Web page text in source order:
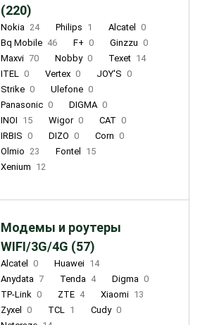
(220)
Nokia 24 Philips 1 Alcatel
0
Bq Mobile 46 F+ 0 Ginzzu 0
Maxvi 70 Nobby 0 Texet 14
ITEL 0 Vertex 0 JOY'S 0
Strike 0 Ulefone 0
Panasonic 0 DIGMA 0
INOI 15 Wigor 0 CAT 0
IRBIS 0 DIZO 0 Corn 0
Olmio 23 Fontel
15
Xenium 12
Модемы и роутеры
WIFI/3G/4G (57)
Alcatel 0 Huawei 14
Anydata 7 Tenda 4 Digma 0
TP-Link 0 ZTE 4 Xiaomi 13
Zyxel
0 TCL 1 Cudy 0